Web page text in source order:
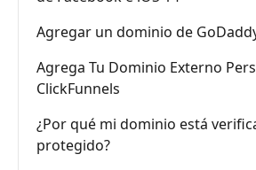
Agregar un dominio de
Agrega Tu Dominio Externo
ClickFunnels
¿Por qué mi dominio está
protegido?